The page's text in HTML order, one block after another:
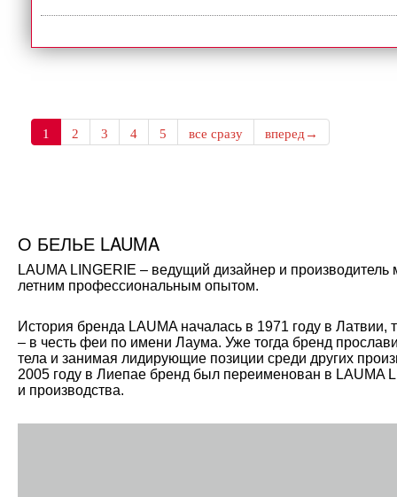
1 2 3 4 5 все сразу вперед→
О БЕЛЬЕ LAUMA
LAUMA LINGERIE – ведущий дизайнер и
летним профессиональным опытом.
История бренда LAUMA началась в 1971 году в
– в честь феи по имени Лаума. Уже тогда бренд
тела и занимая лидирующие позиции среди других
2005 году в Лиепае бренд был переименован в LAUMA
и производства.